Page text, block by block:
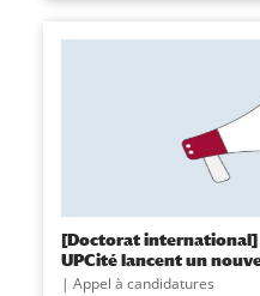
[Doctorat international]
UPCité lancent un
Appel à candidatures